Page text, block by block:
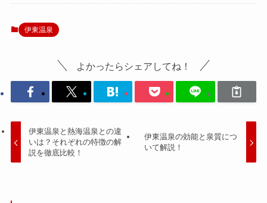
伊東温泉
よかったらシェアしてね！
伊東温泉と熱海温泉との違
いは？それぞれの特徴の解
説を徹底比較！
伊東温泉の効能と泉質につ
いて解説！